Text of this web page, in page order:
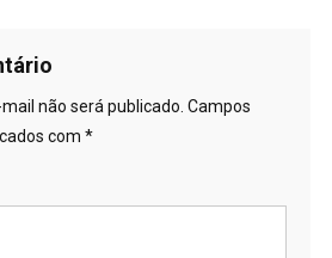
não será publicado. Campos
com *